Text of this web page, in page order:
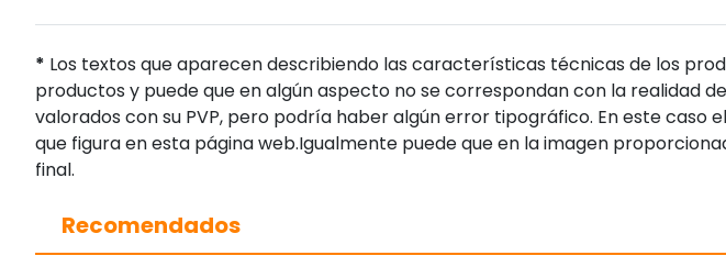
* Los textos que aparecen describiendo las características técnicas de los
productos y puede que en algún aspecto no se correspondan con la realidad
valorados con su PVP, pero podría haber algún error tipográfico. En este
que figura en esta página web.Igualmente puede que en la imagen
final.
Recomendados